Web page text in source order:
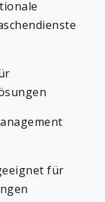
für